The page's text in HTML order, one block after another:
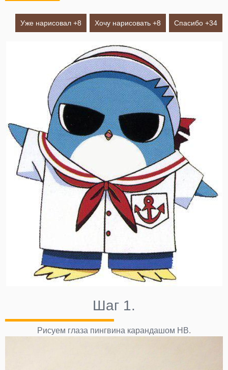
Уже нарисовал +8 Хочу нарисовать +8 Спасибо +34
Шаг 1.
Рисуем глаза пингвина карандашом НВ.